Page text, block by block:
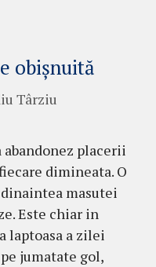
obișnuită
Târziu
placerii
dimineata. O
masutei
Este chiar in
laptoasa a zilei
jumatate gol,